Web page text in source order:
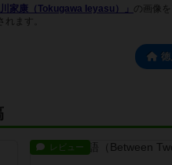
川家康（Tokugawa Ieyasu）」 の画像
ます。
レビュー